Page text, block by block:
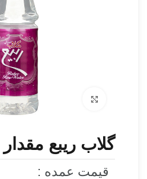
برای بزرگنمایی کلیک کنید
گلاب ریبع مقدار 0.43 لیتر
قیمت عمده :